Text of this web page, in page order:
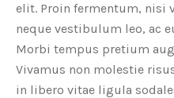
elit. Proin fermentum, nisi
neque vestibulum leo, ac
Morbi tempus pretium
Vivamus non molestie
in libero vitae ligula